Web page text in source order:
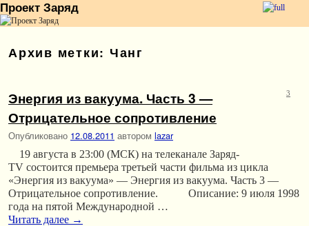
Проект Заряд
Архив метки: Чанг
Энергия из вакуума. Часть 3 —
Отрицательное сопротивление
Опубликовано 12.08.2011 автором lazar
3
19 августа в 23:00 (МСК) на телеканале Заряд-
TV состоится премьера третьей части фильма из цикла
«Энергия из вакуума» — Энергия из вакуума. Часть 3 —
Отрицательное сопротивление. Описание: 9 июля 1998
года на пятой Международной …
Читать далее →